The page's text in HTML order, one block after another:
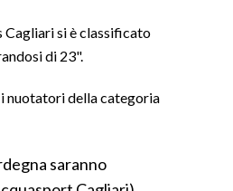
Cagliari si è classificato
di 23".
nuotatori della categoria
saranno